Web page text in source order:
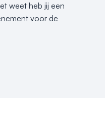
weet heb jij een
voor de